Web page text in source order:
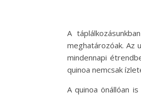
A
meghatározóak. Az
mindennapi
quinoa nemcsak
A quinoa önállóan